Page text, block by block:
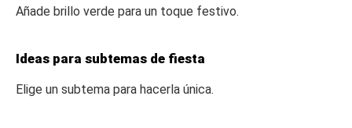
Añade brillo verde para un toque festivo.
Ideas para subtemas de fiesta
Elige un subtema para hacerla única.